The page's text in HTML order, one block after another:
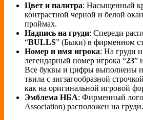
Цвет и палитра: Насыщенный
контрастной черной и белой
проймах.
Надпись на груди: Спереди
“BULLS” (Быки) в фирменном
Номер и имя игрока: На груди
легендарный номер игрока “23”
Все буквы и цифры выполнены
твила с зигзагообразной
как на оригинальной игровой
Эмблема НБА: Фирменный
Association) расположен на груди.